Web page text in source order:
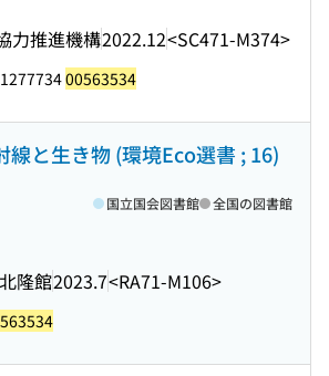
力推進機構2022.12<SC471-M374>
00563534
線と生き物 (環境Eco選書 ; 16)
北隆館2023.7<RA71-M106>
国立国会図書館 全国の図書館